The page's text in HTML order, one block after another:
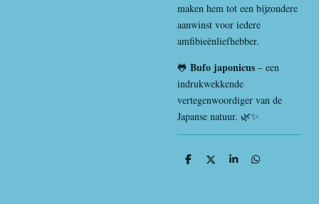
maken hem tot een bijzondere
aanwinst voor iedere
amfibieënliefhebber.
🐸 Bufo japonicus – een
indrukwekkende
vertegenwoordiger van de
Japanse natuur. 🌿✨
D
D
S
D